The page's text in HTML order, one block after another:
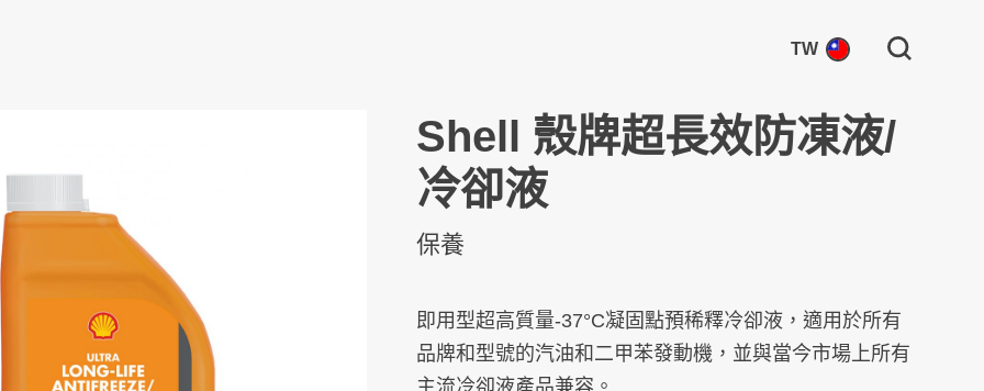
TW Search for:
Shell 殼牌超長效防凍液/
冷卻液
保養
即用型超高質量-37°C凝固點預稀釋冷卻液，適用於所有
品牌和型號的汽油和二甲苯發動機，並與當今市場上所有
主流冷卻液產品兼容。